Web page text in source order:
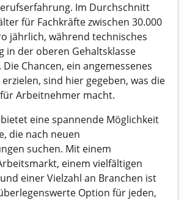
Im Durchschnitt
für Fachkräfte zwischen 30.000
jährlich, während technisches
in der oberen Gehaltsklasse
Chancen, ein angemessenes
sind hier gegeben, was die
Arbeitnehmer macht.
eine spannende Möglichkeit
die nach neuen
suchen. Mit einem
einem vielfältigen
einer Vielzahl an Branchen ist
Option für jeden,